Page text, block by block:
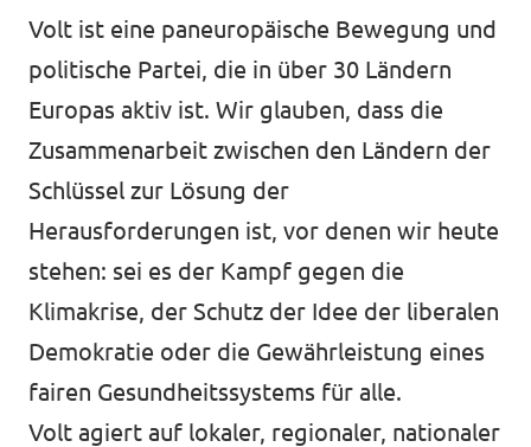
Mitmachen
Kontakt
Offene Stellen
Transparenz
Impressum
Volt ist eine paneuropäische Bewegung und
politische Partei, die in über 30 Ländern
Europas aktiv ist. Wir glauben, dass die
Zusammenarbeit zwischen den Ländern der
Schlüssel zur Lösung der
Herausforderungen ist, vor denen wir heute
stehen: sei es der Kampf gegen die
Klimakrise, der Schutz der Idee der liberalen
Demokratie oder die Gewährleistung eines
fairen Gesundheitssystems für alle.
Volt agiert auf lokaler, regionaler, nationaler